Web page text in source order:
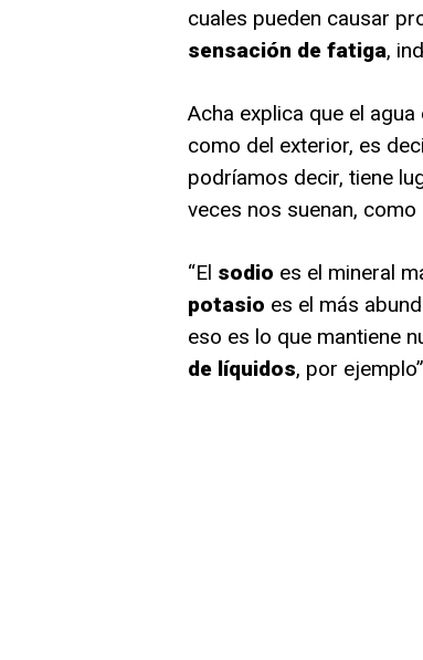
cuales pueden causar
sensación de fatiga,
Acha explica que el
como del exterior, es
podríamos decir, tiene
veces nos suenan,
“El sodio es el mineral
potasio es el más
eso es lo que mantiene
de líquidos, por